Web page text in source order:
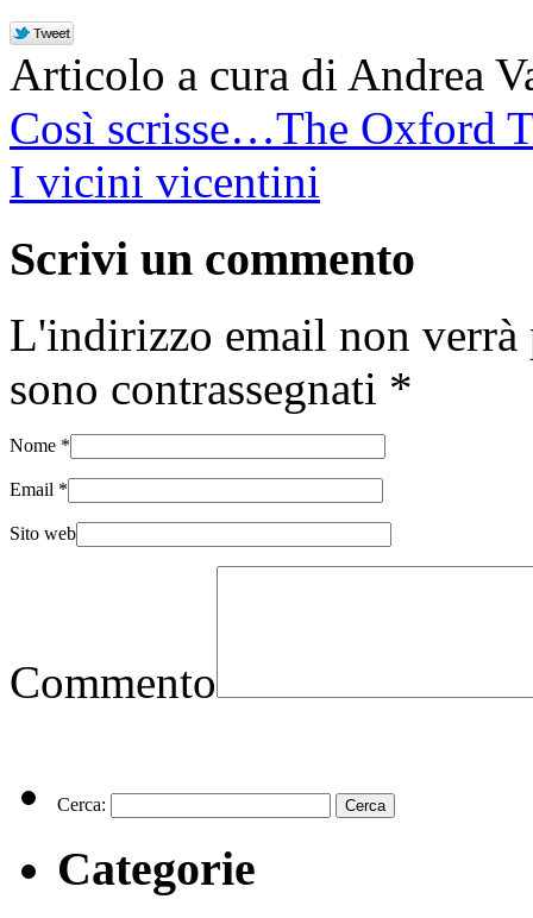
Articolo a cura di Andrea
Così scrisse…The Oxford
I vicini vicentini
Scrivi un commento
L'indirizzo email non
sono contrassegnati *
Nome *
Email *
Sito web
Commento
Cerca:
Categorie